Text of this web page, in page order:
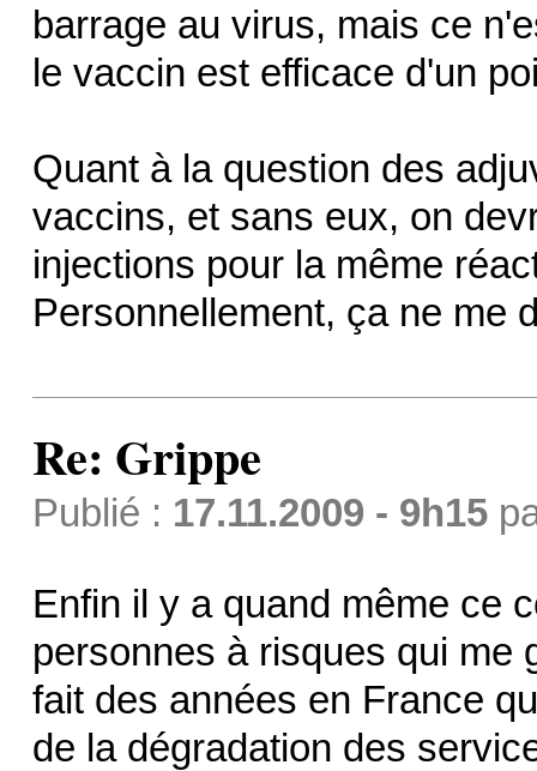
barrage au virus, mais ce
le vaccin est efficace d'un
Quant à la question des
vaccins, et sans eux, on
injections pour la même
Personnellement, ça ne me
Re: Grippe
Publié : 17.11.2009 - 9h15
Enfin il y a quand même ce
personnes à risques qui me
fait des années en France
de la dégradation des